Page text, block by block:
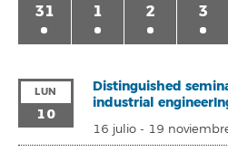
31 1 2 3
LUN
10
Distinguished
industrial
16 julio- 19